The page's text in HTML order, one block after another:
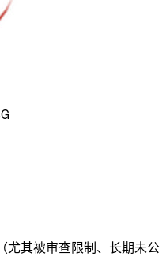
尤其被审查限制、长期未公